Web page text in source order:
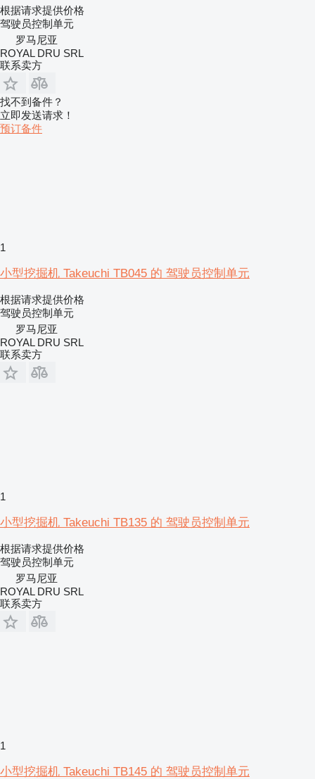
根据请求提供价格
驾驶员控制单元
罗马尼亚
ROYAL DRU SRL
联系卖方
找不到备件？
立即发送请求！
预订备件
1
小型挖掘机 Takeuchi TB045 的 驾驶员控制单元
根据请求提供价格
驾驶员控制单元
罗马尼亚
ROYAL DRU SRL
联系卖方
1
小型挖掘机 Takeuchi TB135 的 驾驶员控制单元
根据请求提供价格
驾驶员控制单元
罗马尼亚
ROYAL DRU SRL
联系卖方
1
小型挖掘机 Takeuchi TB145 的 驾驶员控制单元